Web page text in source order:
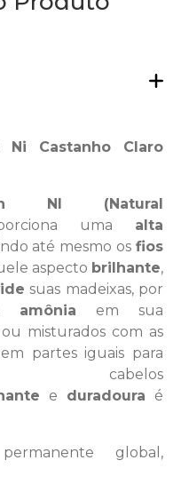
Castanho Claro
NI (Natural
uma alta
até mesmo os fios
aspecto brilhante,
suas madeixas, por
amônia em sua
misturados com as
partes iguais para
e duradoura é
global,